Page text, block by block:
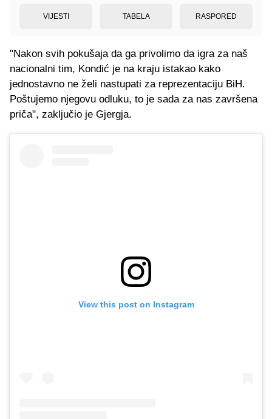
VIJESTI TABELA RASPORED
"Nakon svih pokušaja da ga privolimo da igra za naš
nacionalni tim, Kondić je na kraju istakao kako
jednostavno ne želi nastupati za reprezentaciju BiH.
Poštujemo njegovu odluku, to je sada za nas završena
priča", zaključio je Gjergja.
View this post on Instagram